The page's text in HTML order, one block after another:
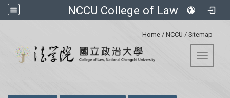
NCCU College of Law
Home / NCCU / Sitemap
Toggle